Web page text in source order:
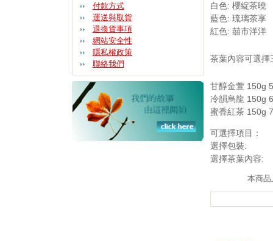
付款方式
運送與取貨
退換貨事項
網站安全性
隱私權政策
聯絡我們
白色: 櫻綻茶曉
藍色: 琉璃茶享
紅色: 囍市洋洋
茶葉內容可選擇
甘醇金萱 150g
冷韻烏龍 150g
蜜香紅茶 150g
可選擇項目：
選擇包裝:
選擇茶葉內容:
本商品